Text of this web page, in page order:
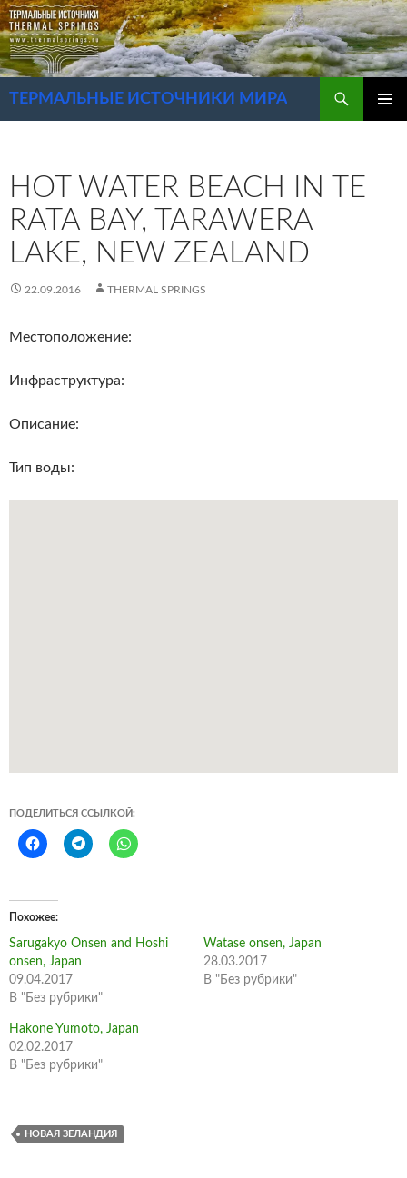
Перейти
к
содержимому
ТЕРМАЛЬНЫЕ ИСТОЧНИКИ МИРА
HOT WATER BEACH IN TE
RATA BAY, TARAWERA
LAKE, NEW ZEALAND
22.09.2016 THERMAL SPRINGS
Местоположение:
Инфраструктура:
Описание:
Тип воды:
ПОДЕЛИТЬСЯ ССЫЛКОЙ:
Похожее
Sarugakyo Onsen and Hoshi
onsen, Japan
09.04.2017
В "Без рубрики"
Watase onsen, Japan
28.03.2017
В "Без рубрики"
Hakone Yumoto, Japan
02.02.2017
В "Без рубрики"
НОВАЯ ЗЕЛАНДИЯ